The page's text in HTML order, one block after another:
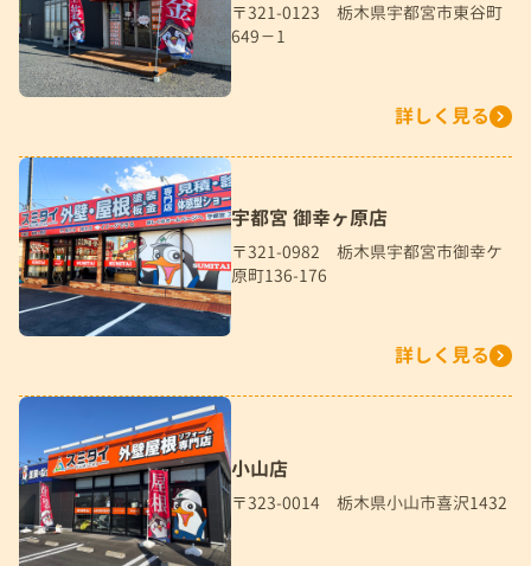
〒321-0123 栃木県宇都宮市東谷町
649－1
詳しく見る
宇都宮 御幸ヶ原店
〒321-0982 栃木県宇都宮市御幸ケ
原町136-176
詳しく見る
小山店
〒323-0014 栃木県小山市喜沢1432